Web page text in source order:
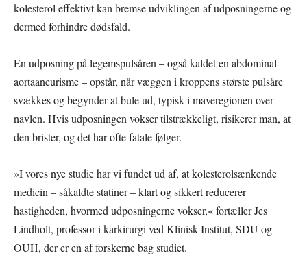
kolesterol effektivt kan bremse udviklingen af udposningerne og
dermed forhindre dødsfald.
En udposning på legemspulsåren – også kaldet en abdominal
aortaaneurisme – opstår, når væggen i kroppens største pulsåre
svækkes og begynder at bule ud, typisk i maveregionen over
navlen. Hvis udposningen vokser tilstrækkeligt, risikerer man, at
den brister, og det har ofte fatale følger.
»I vores nye studie har vi fundet ud af, at kolesterolsænkende
medicin – såkaldte statiner – klart og sikkert reducerer
hastigheden, hvormed udposningerne vokser,« fortæller Jes
Lindholt, professor i karkirurgi ved Klinisk Institut, SDU og
OUH, der er en af forskerne bag studiet.